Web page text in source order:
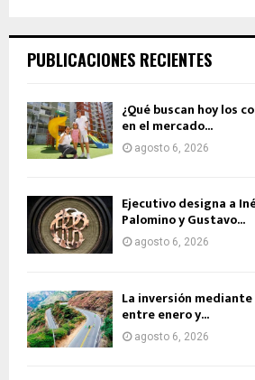
PUBLICACIONES RECIENTES
¿Qué buscan hoy los
en el mercado...
agosto 6, 2026
Ejecutivo designa a
Palomino y Gustavo...
agosto 6, 2026
La inversión
entre enero y...
agosto 6, 2026